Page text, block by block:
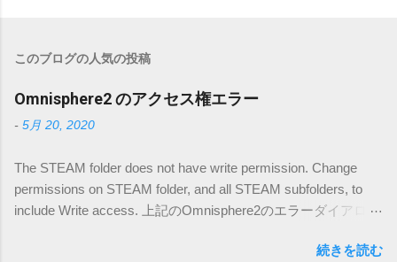
このブログの人気の投稿
Omnisphere2 のアクセス権エラー
- 5月 20, 2020
The STEAM folder does not have write permission. Change
permissions on STEAM folder, and all STEAM subfolders, to
include Write access. 上記のOmnisphere2のエラーダイアログ
忘録的に書き込みます。 環境は(Mac OSX high sierra)です。
続きを読む